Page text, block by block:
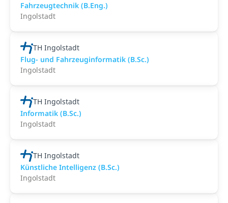
Fahrzeugtechnik (B.Eng.)
Ingolstadt
TH Ingolstadt
Flug- und Fahrzeuginformatik (B.Sc.)
Ingolstadt
TH Ingolstadt
Informatik (B.Sc.)
Ingolstadt
TH Ingolstadt
Künstliche Intelligenz (B.Sc.)
Ingolstadt